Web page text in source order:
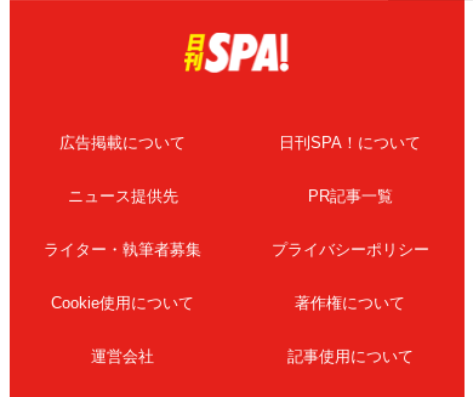
広告掲載について 日刊SPA！について
ニュース提供先 PR記事一覧
ライター・執筆者募集 プライバシーポリシー
Cookie使用について 著作権について
運営会社 記事使用について